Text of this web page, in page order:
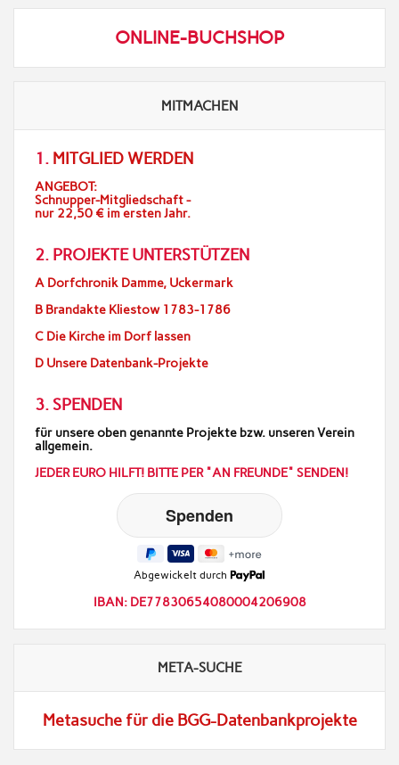
ONLINE-BUCHSHOP
MITMACHEN
1. MITGLIED WERDEN
ANGEBOT:
Schnupper-Mitgliedschaft -
nur 22,50 € im ersten Jahr.
2. PROJEKTE UNTERSTÜTZEN
A Dorfchronik Damme, Uckermark
B Brandakte Kliestow 1783-1786
C Die Kirche im Dorf lassen
D Unsere Datenbank-Projekte
3. SPENDEN
für unsere oben genannte Projekte bzw. unseren Verein
allgemein.
JEDER EURO HILFT! BITTE PER "AN FREUNDE" SENDEN!
Abgewickelt durch
IBAN: DE77830654080004206908
META-SUCHE
Metasuche für die BGG-Datenbankprojekte